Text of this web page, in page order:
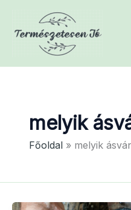
content
melyik
Főoldal melyik